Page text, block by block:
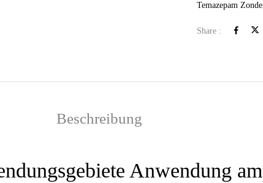
Temazepam
Share :
Beschreibung
Anwendung